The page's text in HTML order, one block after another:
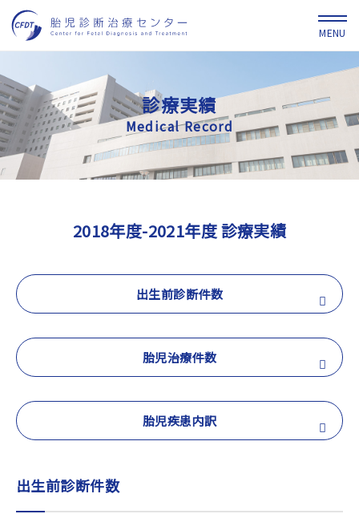
診療実績
Medical Record
2018年度-2021年度 診療実績
出生前診断件数
胎児治療件数
胎児疾患内訳
出生前診断件数